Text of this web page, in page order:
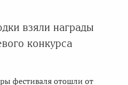
взяли награды
конкурса
фестиваля отошли от